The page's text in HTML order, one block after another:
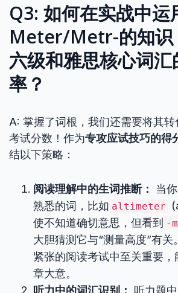
Q3: 如何在实战中运
Meter/Metr-的知识
六级和雅思核心词汇
率？
A: 掌握了词根，我们还需要将其
考试分数！作为专攻应试技巧的得
结以下策略：
阅读理解中的生词推断：
当
熟悉的词，比如 altimeter
使不知道确切意思，但看到 -
大胆猜测它与“测量高度”有
紧张的阅读考试中至关重要
章大意。
听力中的词汇识别：
听力题